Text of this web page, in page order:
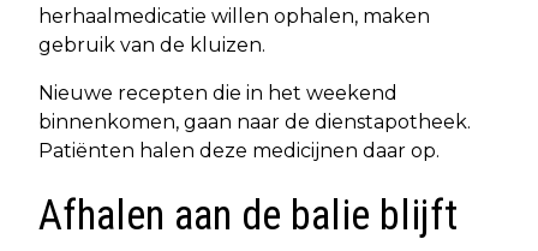
herhaalmedicatie willen ophalen, maken
gebruik van de kluizen.
Nieuwe recepten die in het weekend
binnenkomen, gaan naar de dienstapotheek.
Patiënten halen deze medicijnen daar op.
Afhalen aan de balie blijft